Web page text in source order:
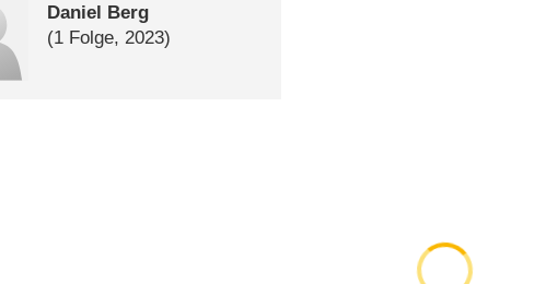
Daniel Berg
(1 Folge, 2023)